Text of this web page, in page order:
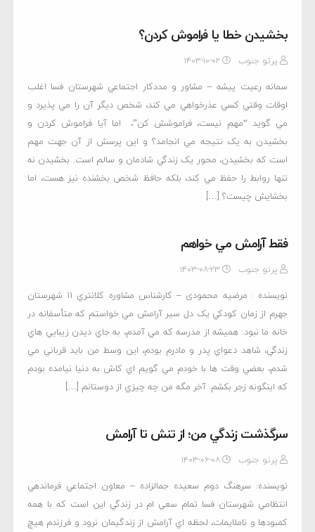
بخشيدن خطا يا فراموش کردن؟
پرتو جنوب ۱۴۰۳-۱۰-۰۲
سمانه رعيت پيشه – مشاور و مددکار اجتماعي شهرستان فسا اغلب
اوقات وقتي کسي عذرخواهي مي کند، شخص ديگر آن را مي پذيرد و
مي گويد “مهم نيست، فراموشش کن”، اما آيا فراموش کردن و
بخشيدن به يک نتيجه مي انجامد؟ و اين پرسش از آن جهت مهم
است که بخشيدن، محور يک زندگي شادمان و سالم است. بخشيدن نه
تنها روابط را حفظ مي کند، بلکه حافظ شخص بخشنده نيز هست، اما
بخشايش چيست؟ […]
فقط آرامش مي خواهم
پرتو جنوب ۱۴۰۳-۰۸-۲۳
نويسنده : مرضيه محمودی – كارشناس مشاوره كلانتري 11 شهرستان
جهرم از زمان کودکي يک دل سير آرامش مي خواستم که متأسفانه در
خانه ما نبود. هميشه از مدرسه که مي آمدم، به جاي ديدن زيبايي هاي
زندگي، شاهد دعواي پدر و مادرم بودم، اين وسط من بايد قرباني مي
شدم، بعضي وقت ها با خودم مي گويم اي کاش به دنيا نيامده بودم
که اينگونه زجر بکشم. آخر مگه من چه چيزي از دوستانم […]
سرگذشت زندگي من؛ از تنش تا آرامش
پرتو جنوب ۱۴۰۳-۰۶-۰۸
نويسنده: سرهنگ دوم سعيده جمالزاده – معاون اجتماعي فرماندهي
انتظامي شهرستان فسا تمام سعي ام در زندگي اين است که با همه
کمبودها و ناملايمات، لحظه اي آرامش از زندگيمان نرود و فرزندم هيچ